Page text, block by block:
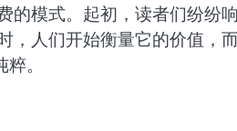
的模式。起初，读者们纷纷
，人们开始衡量它的价值，
。